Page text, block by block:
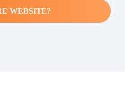
WEBSITE?